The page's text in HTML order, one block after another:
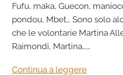
Fufu, maka, Guecon,
pondou, Mbet… Sono solo
che le volontarie Martina
Raimondi, Martina……
Continua a leggereEsperienza